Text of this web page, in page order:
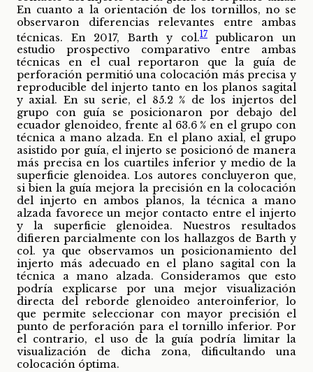
En cuanto a la orientación de los tornillos, no se
observaron diferencias relevantes entre ambas
técnicas. En 2017, Barth y col.17publicaron un
estudio prospectivo comparativo entre ambas
técnicas en el cual reportaron que la guía de
perforación permitió una colocación más precisa y
reproducible del injerto tanto en los planos sagital
y axial. En su serie, el 85.2 % de los injertos del
grupo con guía se posicionaron por debajo del
ecuador glenoideo, frente al 63.6 % en el grupo con
técnica a mano alzada. En el plano axial, el grupo
asistido por guía, el injerto se posicionó de manera
más precisa en los cuartiles inferior y medio de la
superficie glenoidea. Los autores concluyeron que,
si bien la guía mejora la precisión en la colocación
del injerto en ambos planos, la técnica a mano
alzada favorece un mejor contacto entre el injerto
y la superficie glenoidea. Nuestros resultados
difieren parcialmente con los hallazgos de Barth y
col. ya que observamos un posicionamiento del
injerto más adecuado en el plano sagital con la
técnica a mano alzada. Consideramos que esto
podría explicarse por una mejor visualización
directa del reborde glenoideo anteroinferior, lo
que permite seleccionar con mayor precisión el
punto de perforación para el tornillo inferior. Por
el contrario, el uso de la guía podría limitar la
visualización de dicha zona, dificultando una
colocación óptima.